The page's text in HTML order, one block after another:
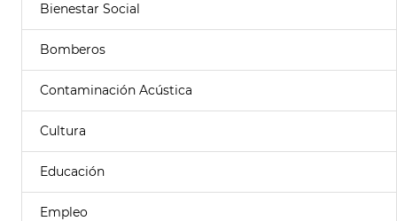
Bienestar Social
Bomberos
Contaminación Acústica
Cultura
Educación
Empleo